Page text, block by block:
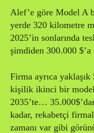
Alef’e göre Model A
yerde 320 kilometre
2025’in sonlarında
şimdiden 300.000
Firma ayrıca
kişilik ikinci bir model
2035’te…
kadar, rekabetçi
zamanı var gibi